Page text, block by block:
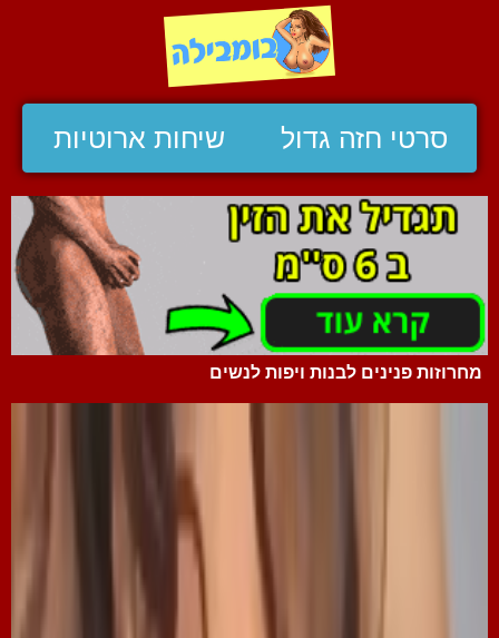
סרטי חזה גדול שיחות ארוטיות
מחרוזות פנינים לבנות ויפות לנשים